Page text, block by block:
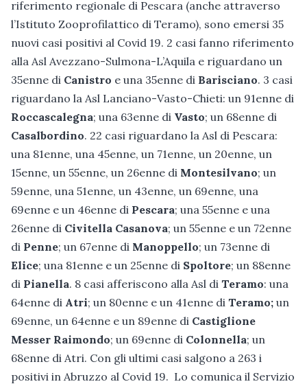
riferimento regionale di Pescara (anche attraverso
l’Istituto Zooprofilattico di Teramo), sono emersi 35
nuovi casi positivi al Covid 19. 2 casi fanno riferimento
alla Asl Avezzano-Sulmona-L’Aquila e riguardano un
35enne di Canistro e una 35enne di Barisciano. 3 casi
riguardano la Asl Lanciano-Vasto-Chieti: un 91enne di
Roccascalegna; una 63enne di Vasto; un 68enne di
Casalbordino. 22 casi riguardano la Asl di Pescara:
una 81enne, una 45enne, un 71enne, un 20enne, un
15enne, un 55enne, un 26enne di Montesilvano; un
59enne, una 51enne, un 43enne, un 69enne, una
69enne e un 46enne di Pescara; una 55enne e una
26enne di Civitella Casanova; un 55enne e un 72enne
di Penne; un 67enne di Manoppello; un 73enne di
Elice; una 81enne e un 25enne di Spoltore; un 88enne
di Pianella. 8 casi afferiscono alla Asl di Teramo: una
64enne di Atri; un 80enne e un 41enne di Teramo; un
69enne, un 64enne e un 89enne di Castiglione
Messer Raimondo; un 69enne di Colonnella; un
68enne di Atri. Con gli ultimi casi salgono a 263 i
positivi in Abruzzo al Covid 19. Lo comunica il Servizio